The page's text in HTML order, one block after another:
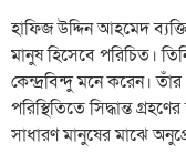
হাফিজ উদ্দিন আহমেদ
মানুষ হিসেবে পরিচিত।
কেন্দ্রবিন্দু মনে করেন।
পরিস্থিতিতে সিদ্ধান্ত
সাধারণ মানুষের মাঝে